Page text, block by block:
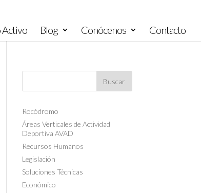
Activo Blog Conócenos Contacto
Rocódromo
Áreas Verticales de Actividad
Deportiva AVAD
Recursos Humanos
Legislación
Soluciones Técnicas
Económico